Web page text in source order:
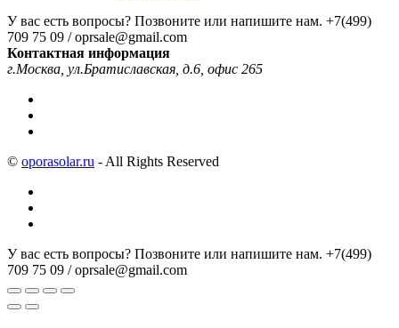
У вас есть вопросы? Позвоните или напишите нам. +7(499)
709 75 09 / oprsale@gmail.com
Контактная информация
г.Москва, ул.Братиславская, д.6, офис 265
© oporasolar.ru - All Rights Reserved
У вас есть вопросы? Позвоните или напишите нам. +7(499)
709 75 09 / oprsale@gmail.com